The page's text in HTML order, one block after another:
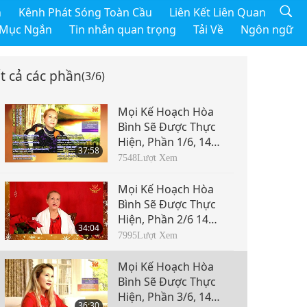
Kênh Phát Sóng Toàn Cầu
Liên Kết Liên Quan
Ngắn
Tin nhắn quan trọng Tải Về Ngôn ngữ
cả các phần(3/6)
37:58
Mọi Kế Hoạch Hòa
Bình Sẽ Được Thực
Hiện, Phần 1/6, 14
tháng 4, 2013
7548Lượt Xem
34:04
Mọi Kế Hoạch Hòa
Bình Sẽ Được Thực
Hiện, Phần 2/6 14
tháng 4, 2013
7995Lượt Xem
Mọi Kế Hoạch Hòa
Bình Sẽ Được Thực
Hiện, Phần 3/6, 14